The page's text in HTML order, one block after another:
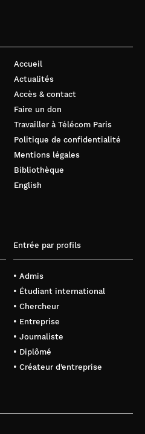
Accueil
Actualités
Accès & contact
Faire un don
Travailler à Télécom Paris
Politique de confidentialité
Mentions légales
Bibliothèque
English
Entrée par profils
• Admis
• Étudiant international
• Chercheur
• Entreprise
• Journaliste
• Diplômé
• Créateur d’entreprise